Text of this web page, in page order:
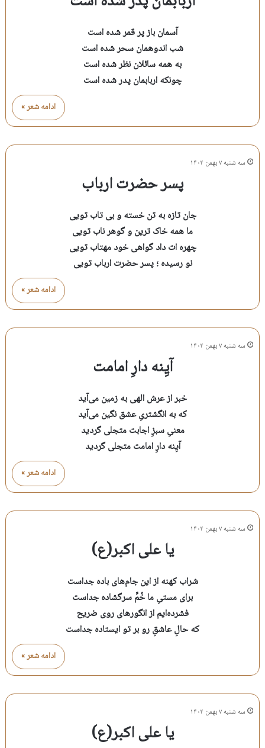
آسمان باز پر قمر شده است
شب اندوهمان سحر شده است
به همه سائلان نظر شده است
چونکه اربابمان پدر شده است
ادامه شعر »
سه شنبه ۷ بهمن ۱۴۰۴
پسر حضرت ارباب
جان تازه به تن خسته و بی تاب تویی
ما همه خاک ترین و گوهر ناب تویی
چهره ات داد گواهی خود مهتاب تویی
نو رسیده ؛ پسر حضرت ارباب تویی
ادامه شعر »
سه شنبه ۷ بهمن ۱۴۰۴
آیِنه دارِ امامت
خبر از عرش الهی به زمین می‌آید
که به انگشتریِ عشق نگین می‌آید
معنیِ سبزِ اجابت متجلی گردید
آیِنه دارِ امامت متجلی گردید
ادامه شعر »
سه شنبه ۷ بهمن ۱۴۰۴
یا علی اکبر(ع)
شراب کهنه از این جام‌های باده جداست
برای مستیِ ما خُمِّ سرگشاده جداست
فشرده‌ایم از انگورهای روی ضریح
که حالِ عاشقِ رو بر تو ایستاده جداست
ادامه شعر »
سه شنبه ۷ بهمن ۱۴۰۴
یا علی اکبر(ع)